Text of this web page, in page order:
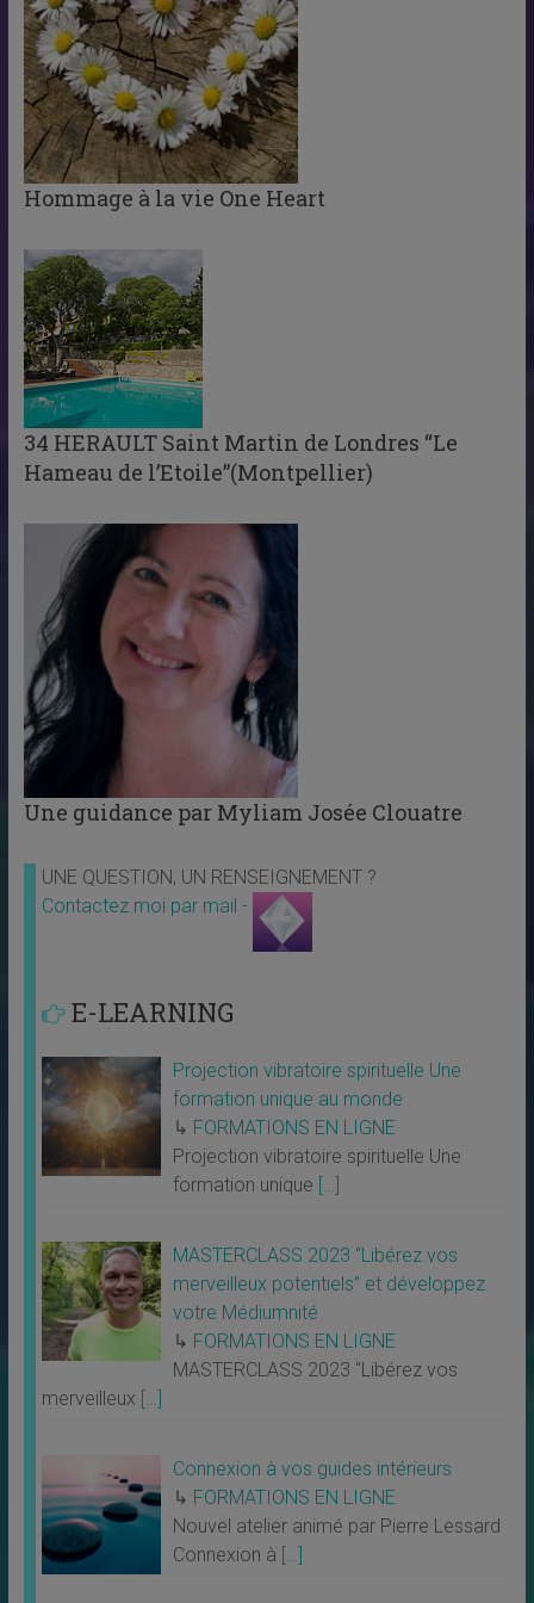
Hommage à la vie One Heart
34 HERAULT Saint Martin de Londres “Le
Hameau de l’Etoile”(Montpellier)
Une guidance par Myliam Josée Clouatre
UNE QUESTION, UN RENSEIGNEMENT ?
Contactez moi par mail -
E-LEARNING
Projection vibratoire spirituelle Une
formation unique au monde
↳ FORMATIONS EN LIGNE
Projection vibratoire spirituelle Une
formation unique […]
MASTERCLASS 2023 “Libérez vos
merveilleux potentiels” et développez
votre Médiumnité
↳ FORMATIONS EN LIGNE
MASTERCLASS 2023 “Libérez vos
merveilleux […]
Connexion à vos guides intérieurs
↳ FORMATIONS EN LIGNE
Nouvel atelier animé par Pierre Lessard
Connexion à […]